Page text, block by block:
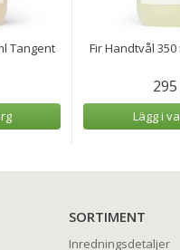
Tangent
Fir Handtvål
Lägg i
SORTIMENT
Inredningsdetaljer